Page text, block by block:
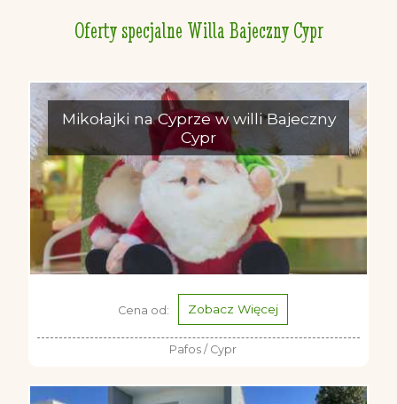
Oferty specjalne Willa Bajeczny Cypr
Mikołajki na Cyprze w willi Bajeczny
Cypr
Cena od: Zobacz Więcej
Pafos / Cypr